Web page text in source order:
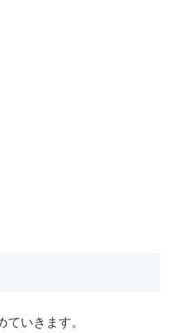
いきます。